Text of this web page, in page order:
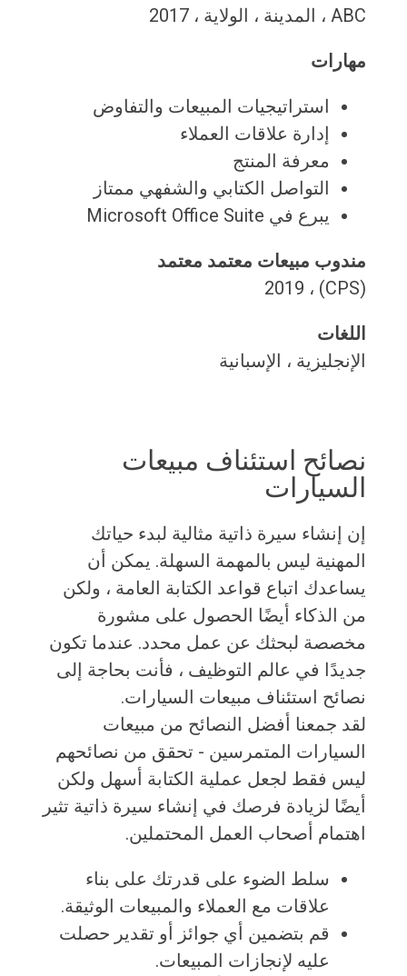
ABC ، ​​المدينة ، الولاية ، 2017
مهارات
استراتيجيات المبيعات والتفاوض
إدارة علاقات العملاء
معرفة المنتج
التواصل الكتابي والشفهي ممتاز
يبرع في Microsoft Office Suite
مندوب مبيعات معتمد معتمد
(CPS) ، 2019
اللغات
الإنجليزية ، الإسبانية
نصائح استئناف مبيعات
السيارات
إن إنشاء سيرة ذاتية مثالية لبدء حياتك
المهنية ليس بالمهمة السهلة. يمكن أن
يساعدك اتباع قواعد الكتابة العامة ، ولكن
من الذكاء أيضًا الحصول على مشورة
مخصصة لبحثك عن عمل محدد. عندما تكون
جديدًا في عالم التوظيف ، فأنت بحاجة إلى
نصائح استئناف مبيعات السيارات.
لقد جمعنا أفضل النصائح من مبيعات
السيارات المتمرسين - تحقق من نصائحهم
ليس فقط لجعل عملية الكتابة أسهل ولكن
أيضًا لزيادة فرصك في إنشاء سيرة ذاتية تثير
اهتمام أصحاب العمل المحتملين.
سلط الضوء على قدرتك على بناء
علاقات مع العملاء والمبيعات الوثيقة.
قم بتضمين أي جوائز أو تقدير حصلت
عليه لإنجازات المبيعات.